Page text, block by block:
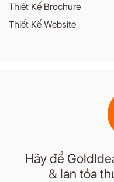
Thiết Kế Brochure
Thiết Kế Website
Hãy để
& lan tỏa